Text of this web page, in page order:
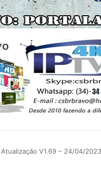
V1.69 – 24/04/2023